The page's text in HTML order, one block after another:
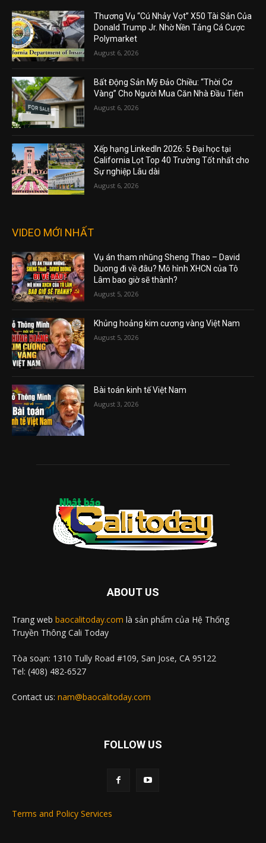
Thương Vụ “Cú Nhảy Vọt” X50 Tài Sản Của
Donald Trump Jr. Nhờ Nền Tảng Cá Cược
Polymarket
August 6, 2026
Bất Động Sản Mỹ Đảo Chiều: “Thời Cơ
Vàng” Cho Người Mua Căn Nhà Đầu Tiên
August 6, 2026
Xếp hạng LinkedIn 2026: 5 Đại học tại
California Lọt Top 40 Trường Tốt nhất cho
Sự nghiệp Lâu dài
August 6, 2026
VIDEO MỚI NHẤT
Vụ án tham nhũng Sheng Thao – David
Duong đi về đâu? Mô hình XHCN của Tô
Lâm bao giờ sẽ thành?
August 5, 2026
Khủng hoảng kim cương vàng Việt Nam
August 5, 2026
Bài toán kinh tế Việt Nam
August 3, 2026
ABOUT US
Trang web baocalitoday.com là sản phẩm của Hệ Thống
Truyền Thông Cali Today
Tòa soạn: 1310 Tully Road #109, San Jose, CA 95122
Tel: (408) 482-6527
Contact us: nam@baocalitoday.com
FOLLOW US
Terms and Policy Services